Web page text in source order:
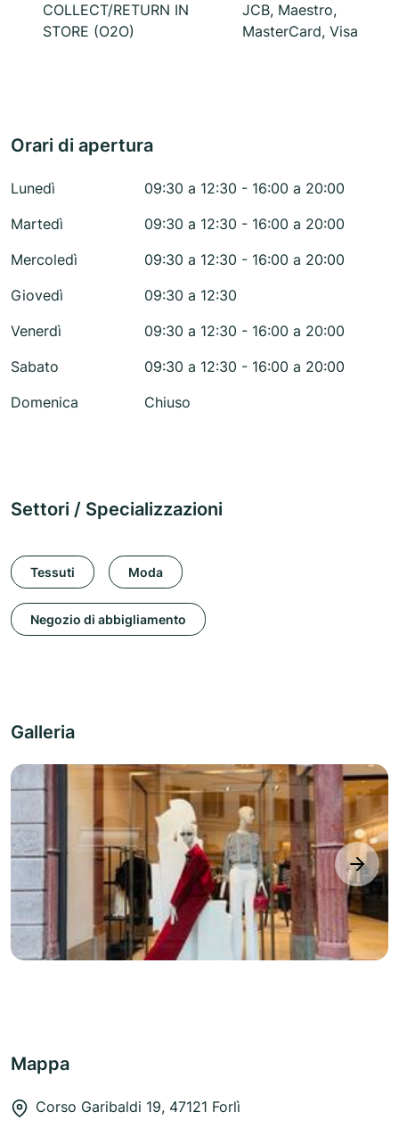
COLLECT/RETURN IN
STORE (O2O)
JCB, Maestro,
MasterCard, Visa
Orari di apertura
Lunedì
09:30 a 12:30 - 16:00 a 20:00
Martedì
09:30 a 12:30 - 16:00 a 20:00
Mercoledì
09:30 a 12:30 - 16:00 a 20:00
Giovedì
09:30 a 12:30
Venerdì
09:30 a 12:30 - 16:00 a 20:00
Sabato
09:30 a 12:30 - 16:00 a 20:00
Domenica
Chiuso
Settori / Specializzazioni
Tessuti Moda
Negozio di abbigliamento
Galleria
next
Mappa
Corso Garibaldi 19, 47121 Forlì